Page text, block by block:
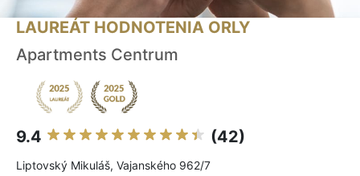
LAUREÁT HODNOTENIA ORLY
Apartments Centrum
9.4 (42)
Liptovský Mikuláš, Vajanského 962/7